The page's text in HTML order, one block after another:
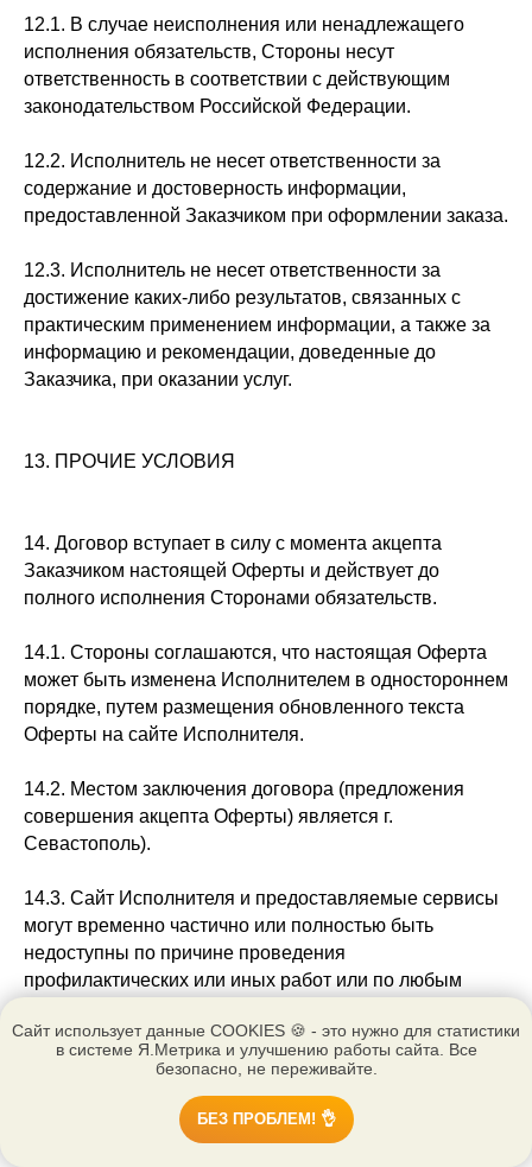
Сайт использует данные COOKIES 🍪 - это нужно для статистики
в системе Я.Метрика и улучшению работы сайта. Все
безопасно, не переживайте.
БЕЗ ПРОБЛЕМ! 👌
12.1. В случае неисполнения или ненадлежащего
исполнения обязательств, Стороны несут
ответственность в соответствии с действующим
законодательством Российской Федерации.
12.2. Исполнитель не несет ответственности за
содержание и достоверность информации,
предоставленной Заказчиком при оформлении заказа.
12.3. Исполнитель не несет ответственности за
достижение каких-либо результатов, связанных с
практическим применением информации, а также за
информацию и рекомендации, доведенные до
Заказчика, при оказании услуг.
13. ПРОЧИЕ УСЛОВИЯ
14. Договор вступает в силу с момента акцепта
Заказчиком настоящей Оферты и действует до
полного исполнения Сторонами обязательств.
14.1. Стороны соглашаются, что настоящая Оферта
может быть изменена Исполнителем в одностороннем
порядке, путем размещения обновленного текста
Оферты на сайте Исполнителя.
14.2. Местом заключения договора (предложения
совершения акцепта Оферты) является г.
Севастополь).
14.3. Сайт Исполнителя и предоставляемые сервисы
могут временно частично или полностью быть
недоступны по причине проведения
профилактических или иных работ или по любым
14.4. Заказчик гарантирует, что все условия
безусловно и в полном объёме.